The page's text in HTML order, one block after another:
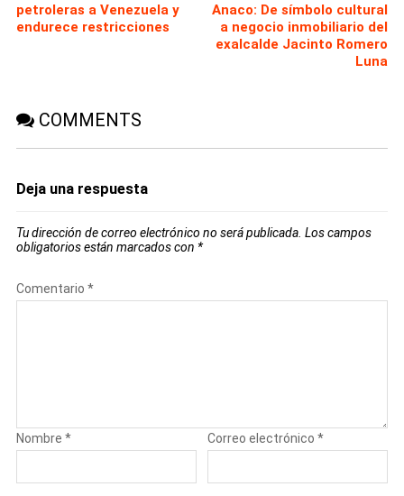
petroleras a Venezuela y
endurece restricciones
Anaco: De símbolo cultural
a negocio inmobiliario del
exalcalde Jacinto Romero
Luna
COMMENTS
Deja una respuesta
Tu dirección de correo electrónico no será publicada. Los campos
obligatorios están marcados con *
Comentario *
Nombre * Correo electrónico*